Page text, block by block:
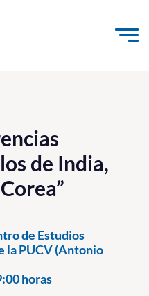
de India,
de Estudios
la PUCV (Antonio
horas